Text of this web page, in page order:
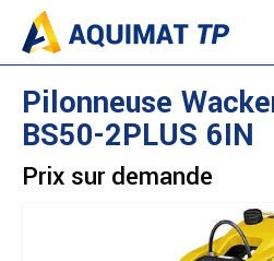
Pilonneuse
BS50-2PLUS 6IN
Prix sur demande